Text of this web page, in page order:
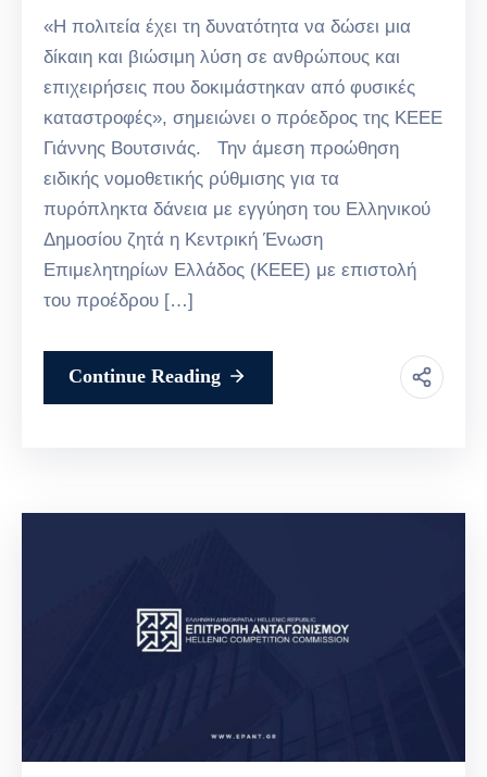
«Η πολιτεία έχει τη δυνατότητα να δώσει μια
δίκαιη και βιώσιμη λύση σε ανθρώπους και
επιχειρήσεις που δοκιμάστηκαν από φυσικές
καταστροφές», σημειώνει ο πρόεδρος της ΚΕΕΕ
Γιάννης Βουτσινάς. Την άμεση προώθηση
ειδικής νομοθετικής ρύθμισης για τα
πυρόπληκτα δάνεια με εγγύηση του Ελληνικού
Δημοσίου ζητά η Κεντρική Ένωση
Επιμελητηρίων Ελλάδος (ΚΕΕΕ) με επιστολή
του προέδρου […]
Continue Reading